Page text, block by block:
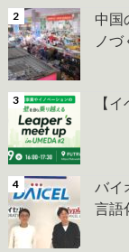
中国
ノづ
【
バイ
言語